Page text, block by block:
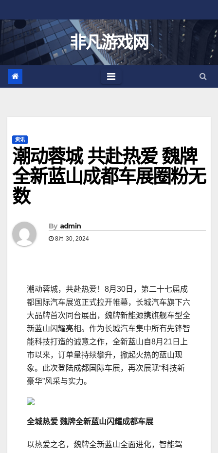
至
非凡游戏网
资讯
潮动蓉城 共赴热爱 魏牌
全新蓝山成都车展圈粉无
数
By admin
8月 30, 2024
潮动蓉城，共赴热爱！8月30日，第二十七届成
都国际汽车展览正式拉开帷幕，长城汽车旗下六
大品牌首次同台展出，魏牌新能源携旗舰车型全
新蓝山闪耀亮相。作为长城汽车集中所有先锋智
能科技打造的诚意之作，全新蓝山自8月21日上
市以来，订单量持续攀升，掀起火热的蓝山现
象。此次登陆成都国际车展，再次展现“科技新
豪华”风采与实力。
全城热爱 魏牌全新蓝山闪耀成都车展
以热爱之名，魏牌全新蓝山全面进化，智能驾